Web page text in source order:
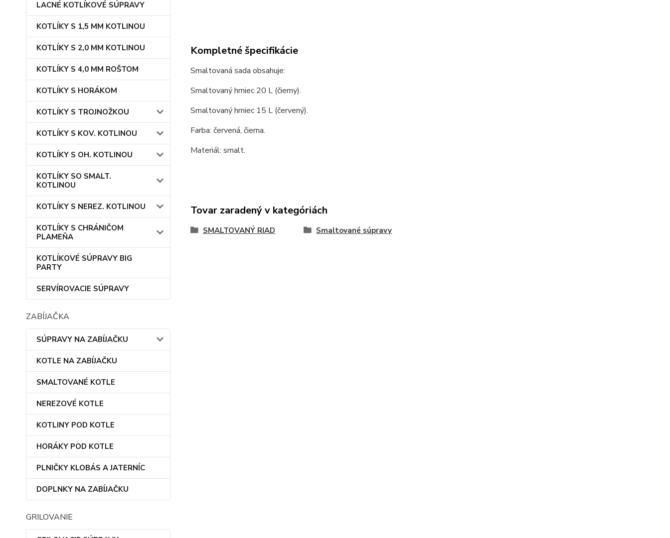
LACNÉ KOTLÍKOVÉ SÚPRAVY
KOTLÍKY S 1,5 MM KOTLINOU
KOTLÍKY S 2,0 MM KOTLINOU
KOTLÍKY S 4,0 MM ROŠTOM
KOTLÍKY S HORÁKOM
KOTLÍKY S TROJNOŽKOU
KOTLÍKY S KOV. KOTLINOU
KOTLÍKY S OH. KOTLINOU
KOTLÍKY SO SMALT.
KOTLINOU
KOTLÍKY S NEREZ. KOTLINOU
KOTLÍKY S CHRÁNIČOM
PLAMEŇA
KOTLÍKOVÉ SÚPRAVY BIG
PARTY
SERVÍROVACIE SÚPRAVY
ZABÍJAČKA
SÚPRAVY NA ZABÍJAČKU
KOTLE NA ZABÍJAČKU
SMALTOVANÉ KOTLE
NEREZOVÉ KOTLE
KOTLINY POD KOTLE
HORÁKY POD KOTLE
PLNIČKY KLOBÁS A JATERNÍC
DOPLNKY NA ZABÍJAČKU
GRILOVANIE
Kompletné špecifikácie
Smaltovaná sada obsahuje:
Smaltovaný hrniec 20 L (čierny).
Smaltovaný hrniec 15 L (červený).
Farba: červená, čierna.
Materiál: smalt.
Tovar zaradený v kategóriách
SMALTOVANÝ RIAD Smaltované súpravy